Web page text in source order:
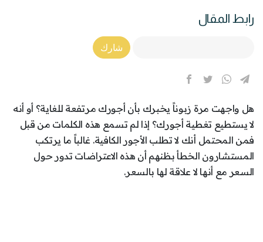
رابط المقال
Article Link
شارك
هل واجهت مرة زبوناً يخبرك بأن أجورك مرتفعة للغاية؟ أو أنه
لا يستطيع تغطية أجورك؟ إذا لم تسمع هذه الكلمات من قبل
فمن المحتمل أنك لا تطلب الأجور الكافية. غالباً ما يرتكب
المستشارون الخطأ بظنهم أن هذه الاعتراضات تدور حول
السعر مع أنها لا علاقة لها بالسعر.